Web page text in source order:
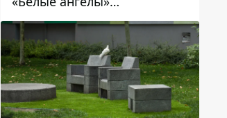
эвакуировали людей из
Межевой громады